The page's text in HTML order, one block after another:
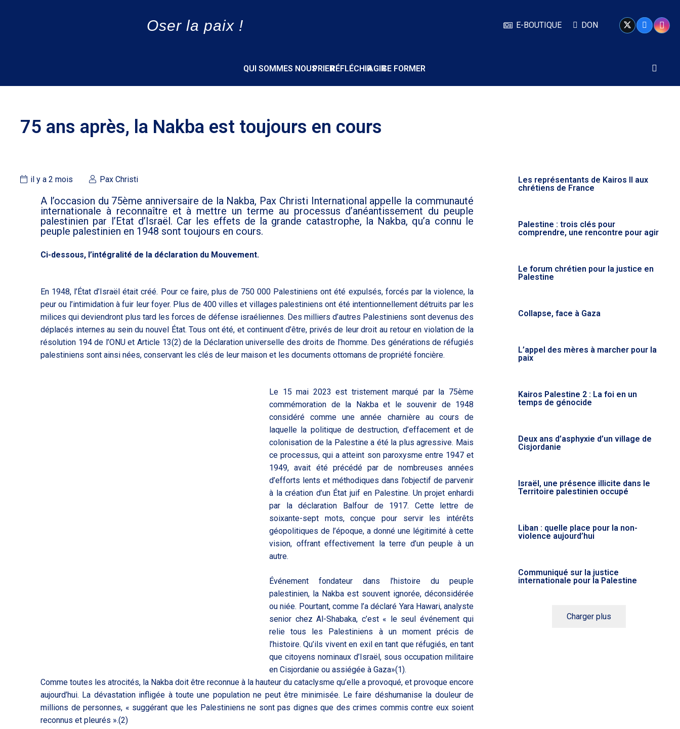
Oser la paix ! E-BOUTIQUE DON
QUI SOMMES NOUSPRIERRÉFLÉCHIRAGIRSE FORMER
75 ans après, la Nakba est toujours en cours
il y a 2 mois Pax Christi
A l’occasion du 75ème anniversaire de la Nakba, Pax Christi International appelle la communauté
internationale à reconnaître et à mettre un terme au processus d’anéantissement du peuple
palestinien par l’Etat d’Israël. Car les effets de la grande catastrophe, la Nakba, qu’a connu le
peuple palestinien en 1948 sont toujours en cours.
Ci-dessous, l’intégralité de la déclaration du Mouvement.
En 1948, l’État d’Israël était créé. Pour ce faire, plus de 750 000 Palestiniens ont été expulsés, forcés par la violence, la
peur ou l’intimidation à fuir leur foyer. Plus de 400 villes et villages palestiniens ont été intentionnellement détruits par les
milices qui deviendront plus tard les forces de défense israéliennes. Des milliers d’autres Palestiniens sont devenus des
déplacés internes au sein du nouvel État. Tous ont été, et continuent d’être, privés de leur droit au retour en violation de la
résolution 194 de l’ONU et Article 13(2) de la Déclaration universelle des droits de l’homme. Des générations de réfugiés
palestiniens sont ainsi nées, conservant les clés de leur maison et les documents ottomans de propriété foncière.
Le 15 mai 2023 est tristement marqué par la 75ème
commémoration de la Nakba et le souvenir de 1948
considéré comme une année charnière au cours de
laquelle la politique de destruction, d’effacement et de
colonisation de la Palestine a été la plus agressive. Mais
ce processus, qui a atteint son paroxysme entre 1947 et
1949, avait été précédé par de nombreuses années
d’efforts lents et méthodiques dans l’objectif de parvenir
à la création d’un État juif en Palestine. Un projet enhardi
par la déclaration Balfour de 1917. Cette lettre de
soixante-sept mots, conçue pour servir les intérêts
géopolitiques de l’époque, a donné une légitimité à cette
vision, offrant effectivement la terre d’un peuple à un
autre.
Événement fondateur dans l’histoire du peuple
palestinien, la Nakba est souvent ignorée, déconsidérée
ou niée. Pourtant, comme l’a déclaré Yara Hawari, analyste
senior chez Al-Shabaka, c’est « le seul événement qui
relie tous les Palestiniens à un moment précis de
l’histoire. Qu’ils vivent en exil en tant que réfugiés, en tant
que citoyens nominaux d’Israël, sous occupation militaire
en Cisjordanie ou assiégée à Gaza»(1).
Comme toutes les atrocités, la Nakba doit être reconnue à la hauteur du cataclysme qu’elle a provoqué, et provoque encore
aujourd’hui. La dévastation infligée à toute une population ne peut être minimisée. Le faire déshumanise la douleur de
millions de personnes, « suggérant que les Palestiniens ne sont pas dignes que des crimes commis contre eux soient
reconnus et pleurés ».(2)
Les représentants de Kairos II aux
chrétiens de France
Palestine : trois clés pour
comprendre, une rencontre pour agir
Le forum chrétien pour la justice en
Palestine
Collapse, face à Gaza
L’appel des mères à marcher pour la
paix
Kairos Palestine 2 : La foi en un
temps de génocide
Deux ans d’asphyxie d’un village de
Cisjordanie
Israël, une présence illicite dans le
Territoire palestinien occupé
Liban : quelle place pour la non-
violence aujourd’hui
Communiqué sur la justice
internationale pour la Palestine
Charger plus